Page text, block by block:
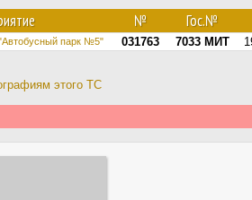
№ Гос.№
парк №5" 031763 7033 МИТ
этого ТС